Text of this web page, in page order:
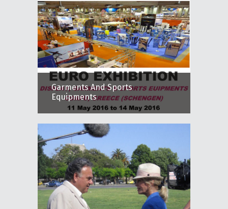
Garments And Sports
Equipments